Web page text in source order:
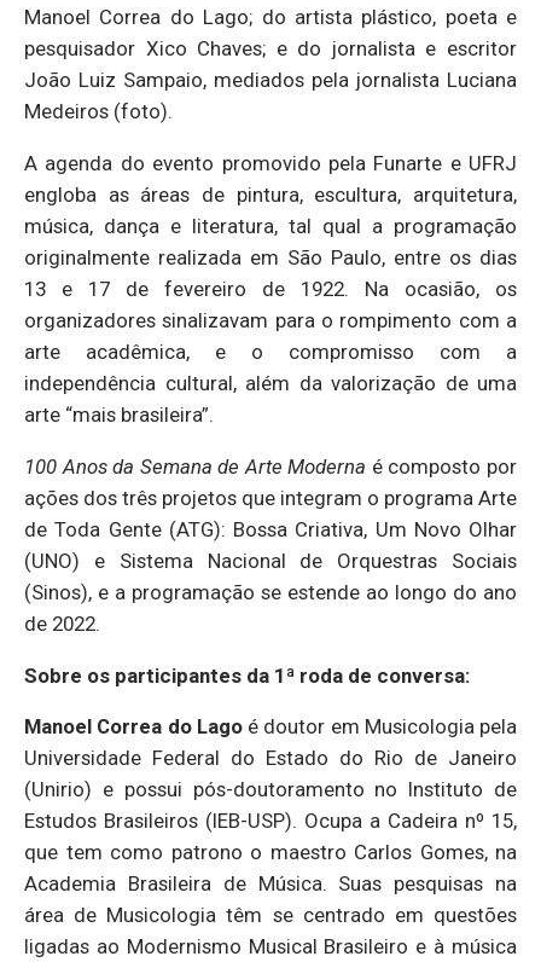
Manoel Correa do Lago; do artista plástico, poeta e
pesquisador Xico Chaves; e do jornalista e escritor
João Luiz Sampaio, mediados pela jornalista Luciana
Medeiros (foto).
A agenda do evento promovido pela Funarte e UFRJ
engloba as áreas de pintura, escultura, arquitetura,
música, dança e literatura, tal qual a programação
originalmente realizada em São Paulo, entre os dias
13 e 17 de fevereiro de 1922. Na ocasião, os
organizadores sinalizavam para o rompimento com a
arte acadêmica, e o compromisso com a
independência cultural, além da valorização de uma
arte “mais brasileira”.
100 Anos da Semana de Arte Moderna é composto por
ações dos três projetos que integram o programa Arte
de Toda Gente (ATG): Bossa Criativa, Um Novo Olhar
(UNO) e Sistema Nacional de Orquestras Sociais
(Sinos), e a programação se estende ao longo do ano
de 2022.
Sobre os participantes da 1ª roda de conversa:
Manoel Correa do Lagoé doutor em Musicologia pela
Universidade Federal do Estado do Rio de Janeiro
(Unirio) e possui pós-doutoramento no Instituto de
Estudos Brasileiros (IEB-USP). Ocupa a Cadeira nº 15,
que tem como patrono o maestro Carlos Gomes, na
Academia Brasileira de Música. Suas pesquisas na
área de Musicologia têm se centrado em questões
ligadas ao Modernismo Musical Brasileiro e à música